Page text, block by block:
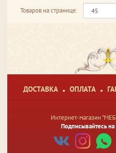
Товаров на странице:
ДОСТАВКА ОПЛАТА
Интернет-магазин
Подписывайтесь